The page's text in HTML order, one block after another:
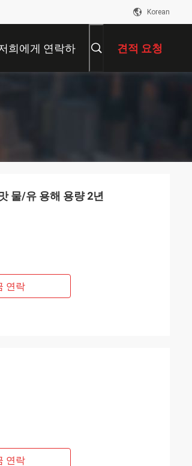
Korean
희에게 연락하 견적 요청
물/유 용해 용량 2년
연락
연락